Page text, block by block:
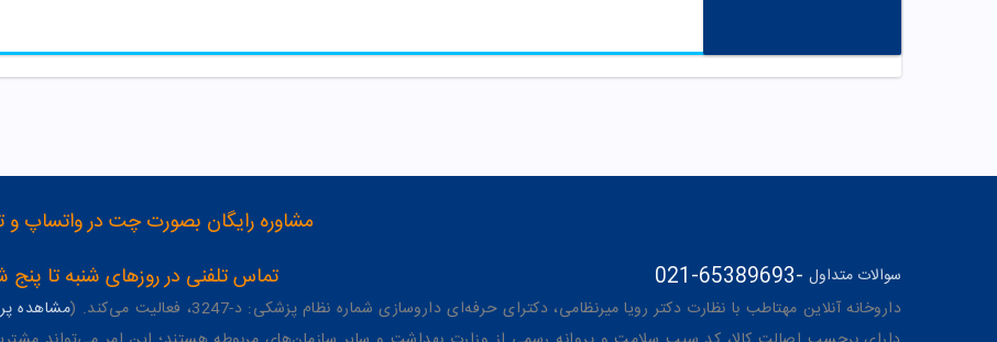
مشاوره رایگان بصورت چت در واتساپ و تلگرام با شماره
تماس تلفنی در روزهای شنبه تا پنج شنبه از 8 صبح تا 4 عصر به شماره
021-65389693 سوالات متداول -
داروخانه آنلاین مهتاطب با نظارت دکتر رویا میرنظامی، دکترای حرفه‌ای داروسازی شماره نظام پزشکی: د-3247، فعالیت می‌کند. ( مشاهده